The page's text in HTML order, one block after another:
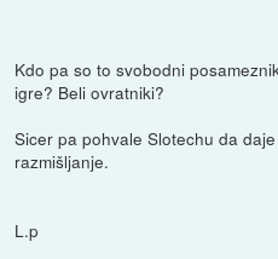
Kdo pa so to svobodni
igre? Beli ovratniki?
Sicer pa pohvale Slotechu da
razmišljanje.
L.p